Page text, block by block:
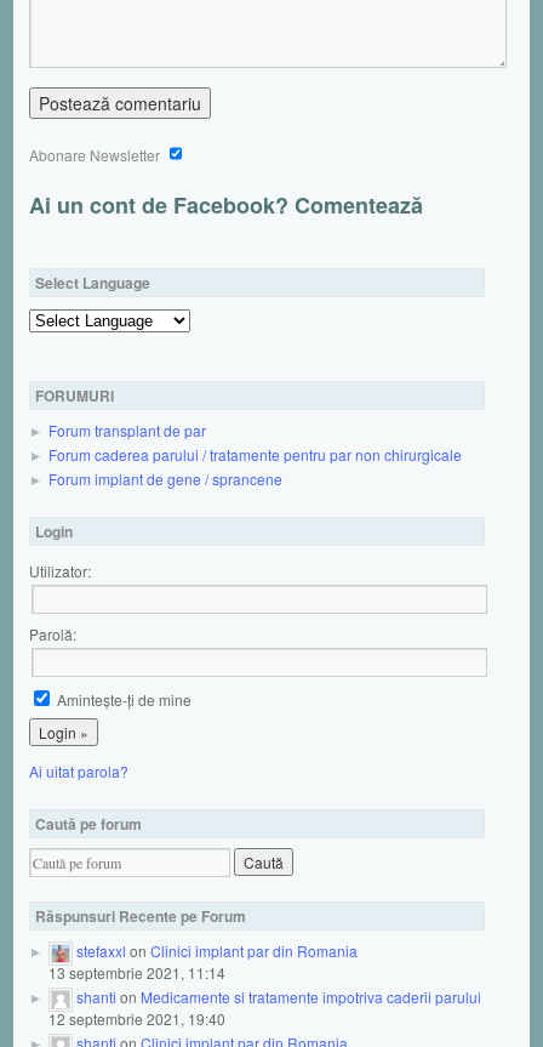
Abonare Newsletter
Ai un cont de Facebook? Comentează
Select Language
FORUMURI
Forum transplant de par
Forum caderea parului / tratamente pentru par non chirurgicale
Forum implant de gene / sprancene
Login
Utilizator:
Parolă:
Aminteşte-ţi de mine
Ai uitat parola?
Caută pe forum
Răspunsuri Recente pe Forum
stefaxxl on Clinici implant par din Romania
13 septembrie 2021, 11:14
shanti on Medicamente si tratamente impotriva caderii parului
12 septembrie 2021, 19:40
shanti on Clinici implant par din Romania